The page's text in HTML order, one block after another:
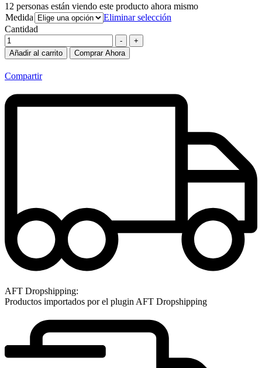
12 personas están viendo este producto ahora mismo
Medida
Eliminar selección
Cantidad
-
+
Añadir al carrito
Comprar Ahora
Compartir
AFT Dropshipping:
Productos importados por el plugin AFT Dropshipping